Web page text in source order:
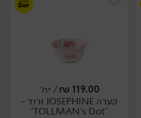
יח׳
119.00
₪/ יח׳
קערה JOSEPHINE ורוד -
'TOLLMAN's Dot'